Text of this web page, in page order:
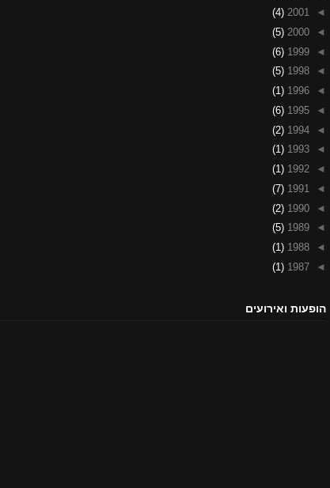
◄
2001
(4)
◄
2000
(5)
◄
1999
(6)
◄
1998
(5)
◄
1996
(1)
◄
1995
(6)
◄
1994
(2)
◄
1993
(1)
◄
1992
(1)
◄
1991
(7)
◄
1990
(2)
◄
1989
(5)
◄
1988
(1)
◄
1987
(1)
הופעות ואירועים